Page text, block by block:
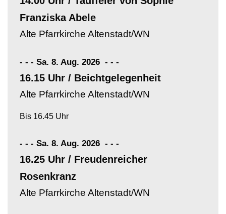
Franziska Abele
Alte Pfarrkirche Altenstadt/WN
- - - Sa. 8. Aug. 2026 - - -
16.15 Uhr / Beichtgelegenheit
Alte Pfarrkirche Altenstadt/WN
Bis 16.45 Uhr
- - - Sa. 8. Aug. 2026 - - -
16.25 Uhr / Freudenreicher
Rosenkranz
Alte Pfarrkirche Altenstadt/WN